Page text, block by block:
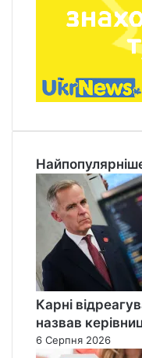
Карні
назвав
6 Серпня 2026